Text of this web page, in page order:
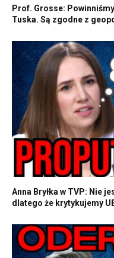
Prof. Grosse:
Tuska. Są zgodne z
Anna Bryłka w TVP: Nie
dlatego że krytykujemy